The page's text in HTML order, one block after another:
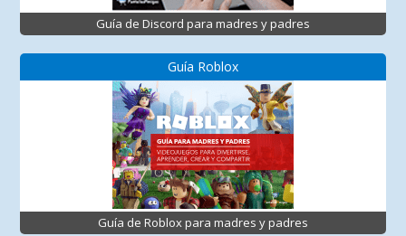
Guía de Discord para madres y padres
Guía Roblox
Guía de Roblox para madres y padres